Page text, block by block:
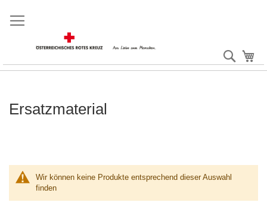
zum
Suche
Ersatzmaterial
Wir können keine Produkte entsprechend dieser Auswahl
finden